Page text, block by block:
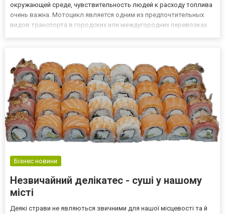
окружающей среде, чувствительность людей к расходу топлива
очень важна. Мотоцикл является одним из предпочтительных
видов транспорта в городских или междугородних перевозках.
Бізнес новини
Незвичайний делікатес - суші у нашому
місті
Деякі страви не являються звичними для нашої місцевості та й